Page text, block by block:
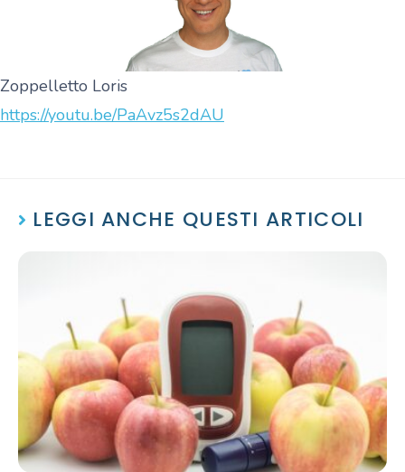
Zoppelletto Loris
https://youtu.be/PaAvz5s2dAU
LEGGI ANCHE QUESTI ARTICOLI